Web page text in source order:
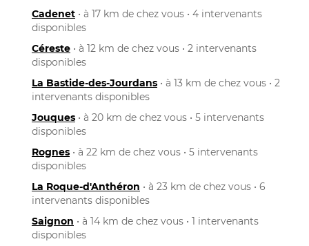
Cadenet • à 17 km de chez vous • 4 intervenants
disponibles
Céreste • à 12 km de chez vous • 2 intervenants
disponibles
La Bastide-des-Jourdans • à 13 km de chez vous • 2
intervenants disponibles
Jouques • à 20 km de chez vous • 5 intervenants
disponibles
Rognes • à 22 km de chez vous • 5 intervenants
disponibles
La Roque-d'Anthéron • à 23 km de chez vous • 6
intervenants disponibles
Saignon • à 14 km de chez vous • 1 intervenants
disponibles